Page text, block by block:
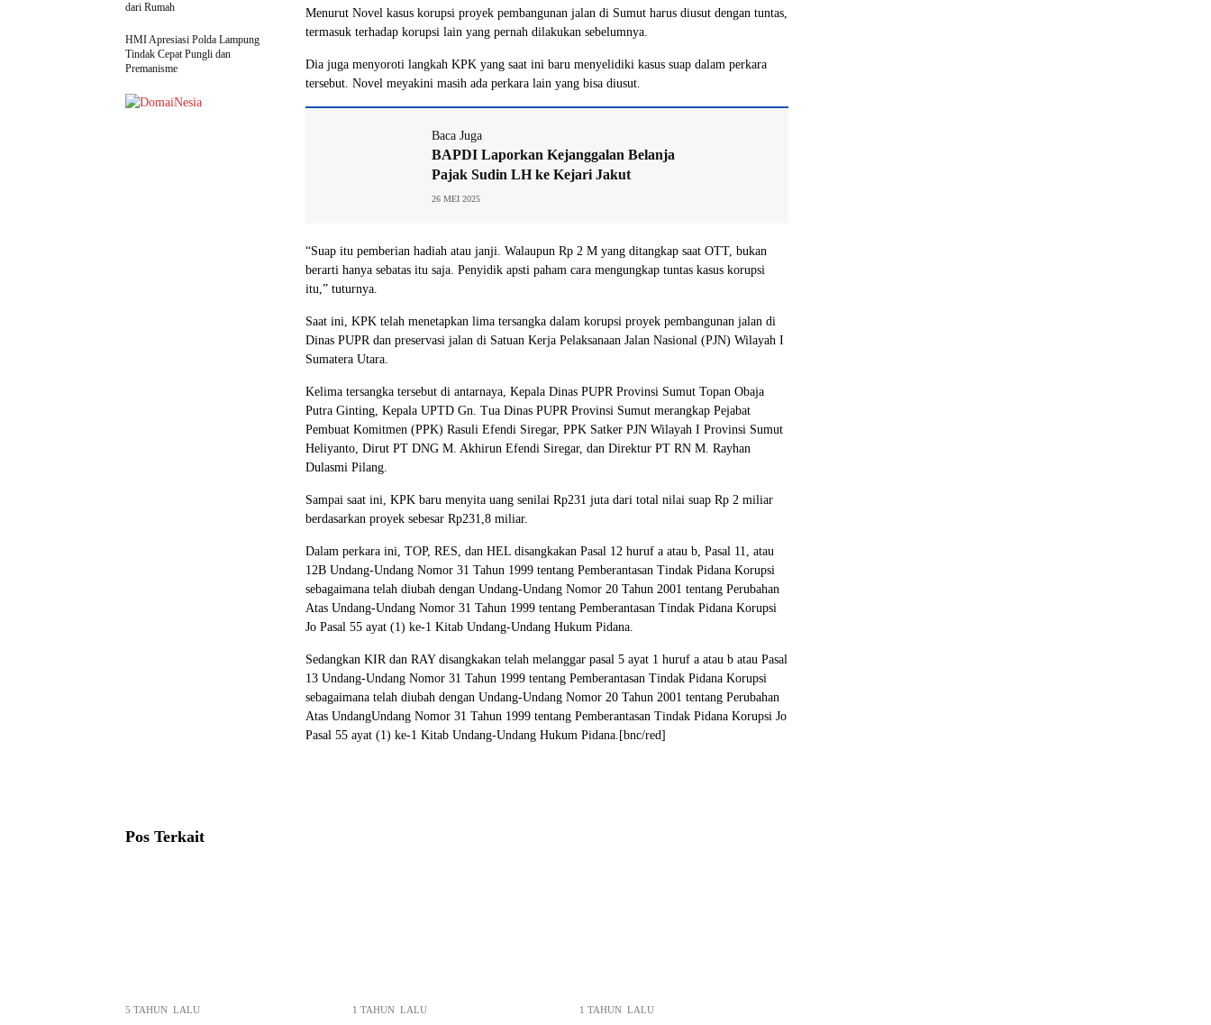
Menurut Novel kasus korupsi proyek pembangunan jalan di Sumut harus diusut dengan tuntas,
termasuk terhadap korupsi lain yang pernah dilakukan sebelumnya.
Dia juga menyoroti langkah KPK yang saat ini baru menyelidiki kasus suap dalam perkara
tersebut. Novel meyakini masih ada perkara lain yang bisa diusut.
Baca Juga
BAPDI Laporkan Kejanggalan Belanja
Pajak Sudin LH ke Kejari Jakut
26 MEI 2025
“Suap itu pemberian hadiah atau janji. Walaupun Rp 2 M yang ditangkap saat OTT, bukan
berarti hanya sebatas itu saja. Penyidik apsti paham cara mengungkap tuntas kasus korupsi
itu,” tuturnya.
Saat ini, KPK telah menetapkan lima tersangka dalam korupsi proyek pembangunan jalan di
Dinas PUPR dan preservasi jalan di Satuan Kerja Pelaksanaan Jalan Nasional (PJN) Wilayah I
Sumatera Utara.
Kelima tersangka tersebut di antarnaya, Kepala Dinas PUPR Provinsi Sumut Topan Obaja
Putra Ginting, Kepala UPTD Gn. Tua Dinas PUPR Provinsi Sumut merangkap Pejabat
Pembuat Komitmen (PPK) Rasuli Efendi Siregar, PPK Satker PJN Wilayah I Provinsi Sumut
Heliyanto, Dirut PT DNG M. Akhirun Efendi Siregar, dan Direktur PT RN M. Rayhan
Dulasmi Pilang.
Sampai saat ini, KPK baru menyita uang senilai Rp231 juta dari total nilai suap Rp 2 miliar
berdasarkan proyek sebesar Rp231,8 miliar.
Dalam perkara ini, TOP, RES, dan HEL disangkakan Pasal 12 huruf a atau b, Pasal 11, atau
12B Undang-Undang Nomor 31 Tahun 1999 tentang Pemberantasan Tindak Pidana Korupsi
sebagaimana telah diubah dengan Undang-Undang Nomor 20 Tahun 2001 tentang Perubahan
Atas Undang-Undang Nomor 31 Tahun 1999 tentang Pemberantasan Tindak Pidana Korupsi
Jo Pasal 55 ayat (1) ke-1 Kitab Undang-Undang Hukum Pidana.
Sedangkan KIR dan RAY disangkakan telah melanggar pasal 5 ayat 1 huruf a atau b atau Pasal
13 Undang-Undang Nomor 31 Tahun 1999 tentang Pemberantasan Tindak Pidana Korupsi
sebagaimana telah diubah dengan Undang-Undang Nomor 20 Tahun 2001 tentang Perubahan
Atas UndangUndang Nomor 31 Tahun 1999 tentang Pemberantasan Tindak Pidana Korupsi Jo
Pasal 55 ayat (1) ke-1 Kitab Undang-Undang Hukum Pidana.[bnc/red]
dari Rumah
HMI Apresiasi Polda Lampung
Tindak Cepat Pungli dan
Premanisme
Pos Terkait
5 TAHUN LALU 1 TAHUN LALU 1 TAHUN LALU